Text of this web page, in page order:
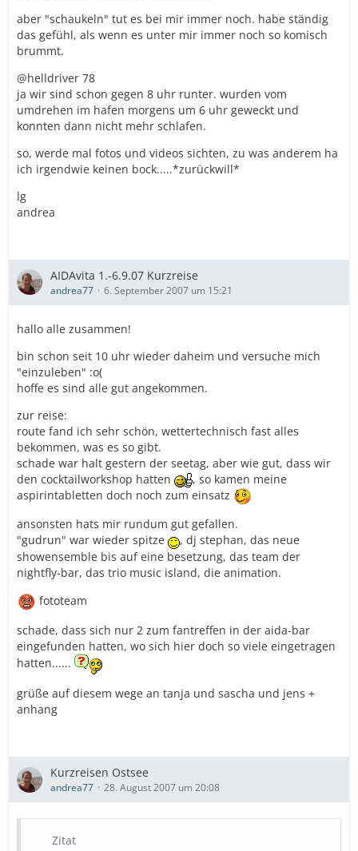
aber "schaukeln" tut es bei mir immer noch. habe ständig
das gefühl, als wenn es unter mir immer noch so komisch
brummt.
@helldriver 78
ja wir sind schon gegen 8 uhr runter. wurden vom
umdrehen im hafen morgens um 6 uhr geweckt und
konnten dann nicht mehr schlafen.
so, werde mal fotos und videos sichten, zu was anderem ha
ich irgendwie keinen bock.....*zurückwill*
lg
andrea
AIDAvita 1.-6.9.07 Kurzreise
andrea77 6. September 2007 um 15:21
hallo alle zusammen!
bin schon seit 10 uhr wieder daheim und versuche mich
"einzuleben" :o(
hoffe es sind alle gut angekommen.
zur reise:
route fand ich sehr schön, wettertechnisch fast alles
bekommen, was es so gibt.
schade war halt gestern der seetag, aber wie gut, dass wir
den cocktailworkshop hatten
, so kamen meine
aspirintabletten doch noch zum einsatz
ansonsten hats mir rundum gut gefallen.
"gudrun" war wieder spitze
, dj stephan, das neue
showensemble bis auf eine besetzung, das team der
nightfly-bar, das trio music island, die animation.
fototeam
schade, dass sich nur 2 zum fantreffen in der aida-bar
eingefunden hatten, wo sich hier doch so viele eingetragen
hatten......
grüße auf diesem wege an tanja und sascha und jens +
anhang
Kurzreisen Ostsee
andrea77 28. August 2007 um 20:08
Zitat